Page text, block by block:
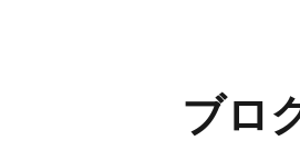
ブロ